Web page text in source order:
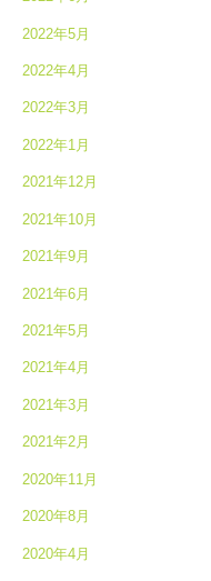
2022年5月
2022年4月
2022年3月
2022年1月
2021年12月
2021年10月
2021年9月
2021年6月
2021年5月
2021年4月
2021年3月
2021年2月
2020年11月
2020年8月
2020年4月